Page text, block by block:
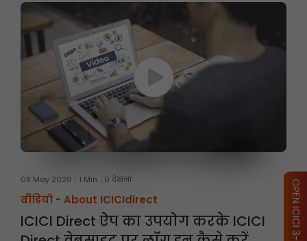
08 May 2026 1 Min 0 देखना
वीडियो - About ICICIdirect
ICICI Direct ऐप का उपयोग करके ICICI